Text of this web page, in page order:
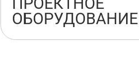
ОБОРУДОВАНИЕ